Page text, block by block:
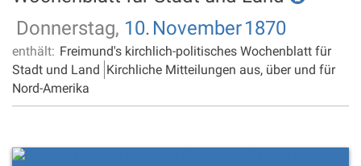
Donnerstag, 10. November1870
enthält: Freimund's kirchlich-politisches Wochenblatt für
Stadt und Land Kirchliche Mitteilungen aus, über und für
Nord-Amerika